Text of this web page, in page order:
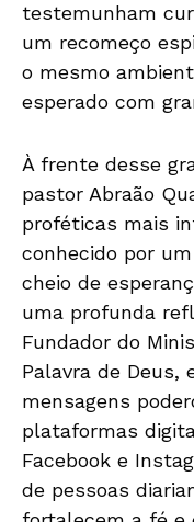
testemunham
um recomeço
o mesmo
esperado com
À frente desse
pastor Abraão
proféticas mais
conhecido por
cheio de
uma profunda
Fundador do
Palavra de
mensagens
plataformas
Facebook e
de pessoas